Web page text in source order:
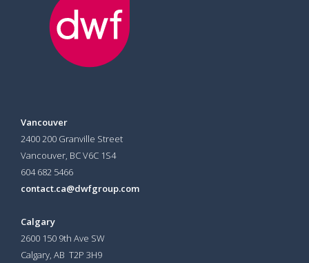
Vancouver
2400 200 Granville Street
Vancouver, BC V6C 1S4
604 682 5466
contact.ca@dwfgroup.com
Calgary
2600 150 9th Ave SW
Calgary, AB T2P 3H9